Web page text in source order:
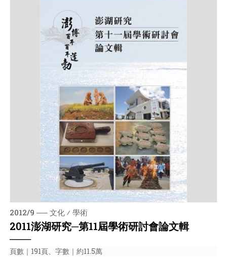
2012/9 ── 文化 ⁄ 學術
2011澎湖研究─第11屆學術研討會論文輯
───
頁數｜191頁、字數｜約11.5萬